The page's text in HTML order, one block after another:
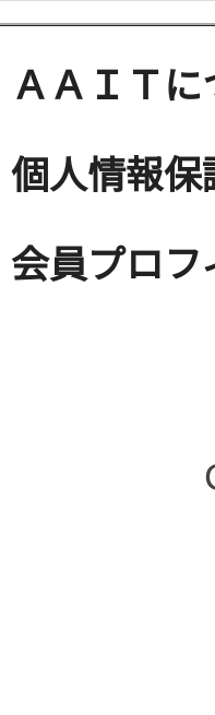
ＡＡＩＴに
個人情報保
会員プロフ